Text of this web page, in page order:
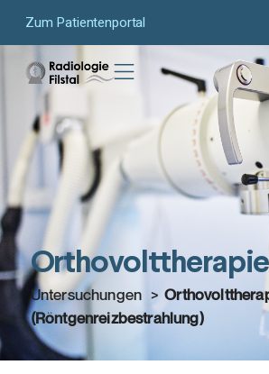
Zum Patientenportal
Orthovolttherapie
Untersuchungen >
(Röntgenreizbestrahlung)